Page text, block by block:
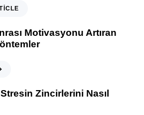
Motivasyonu Artıran
Zincirlerini Nasıl